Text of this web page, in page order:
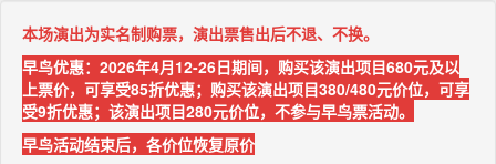
本场演出为实名制购票，演出票售出后不退、不换。
早鸟优惠：2026年4月12-26日期间，购买该演出项目680元及以
上票价，可享受85折优惠；购买该演出项目380/480元价位，可享
受9折优惠；该演出项目280元价位，不参与早鸟票活动。
早鸟活动结束后，各价位恢复原价